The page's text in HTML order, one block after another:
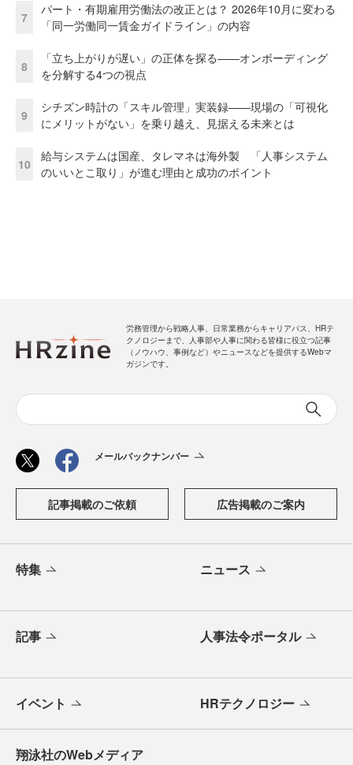
7
パート・有期雇用労働法の改正とは？ 2026年10月に変わる
「同一労働同一賃金ガイドライン」の内容
8
「立ち上がりが遅い」の正体を探る——オンボーディング
を分解する4つの視点
9
シチズン時計の「スキル管理」実装録——現場の「可視化
にメリットがない」を乗り越え、見据える未来とは
10
給与システムは国産、タレマネは海外製 「人事システム
のいいとこ取り」が進む理由と成功のポイント
労務管理から戦略人事、日常業務からキャリアパス、HRテ
クノロジーまで、人事部や人事に関わる皆様に役立つ記事
（ノウハウ、事例など）やニュースなどを提供するWebマ
ガジンです。
メールバックナンバー
記事掲載のご依頼 広告掲載のご案内
特集 ニュース
記事 人事法令ポータル
イベント HRテクノロジー
翔泳社のWebメディア